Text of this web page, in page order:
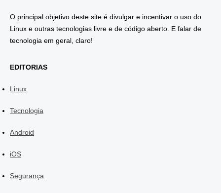
O principal objetivo deste site é divulgar e incentivar o uso do
Linux e outras tecnologias livre e de código aberto. E falar de
tecnologia em geral, claro!
EDITORIAS
Linux
Tecnologia
Android
iOS
Segurança